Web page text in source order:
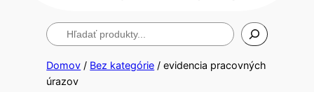
Hľadanie
Domov / Bez kategórie / evidencia pracovných
úrazov